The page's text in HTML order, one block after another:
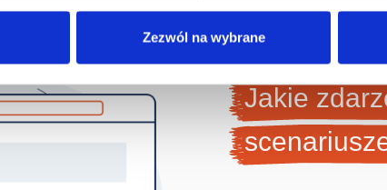
Zezwól na wybrane
Jakie